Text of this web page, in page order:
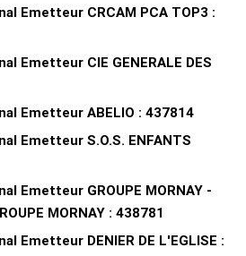
Emetteur CRCAM PCA TOP3 :
Emetteur CIE GENERALE DES
Emetteur ABELIO : 437814
Emetteur S.O.S. ENFANTS
Emetteur GROUPE MORNAY -
MORNAY : 438781
Emetteur DENIER DE L'EGLISE :